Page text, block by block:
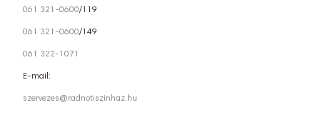
061 321-0600/119
061 321-0600/149
061 322-1071
E-mail:
szervezes@radnotiszinhaz.hu